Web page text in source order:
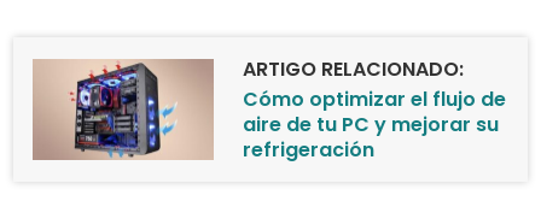
ARTIGO RELACIONADO:
Cómo optimizar el flujo de
aire de tu PC y mejorar su
refrigeración